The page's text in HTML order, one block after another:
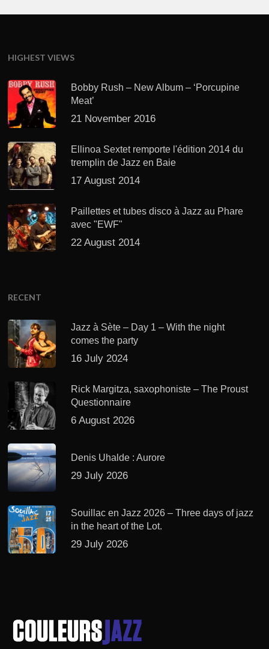
HIGHEST VIEWS
Bobby Rush – New Album – ‘Porcupine
Meat’
21 November 2016
Ellinoa Sextet remporte l'édition 2014 du
tremplin de Jazz en Baie
17 August 2014
Paillettes et tubes disco à Jazz au Phare
avec "EWF"
22 August 2014
RECENT
Jazz à Sète – Day 1 – With the night
comes the party
16 July 2024
Rick Margitza, saxophoniste – The Proust
Questionnaire
6 August 2026
Denis Uhalde : Aurore
29 July 2026
Souillac en Jazz 2026 – Three days of jazz
in the heart of the Lot.
29 July 2026